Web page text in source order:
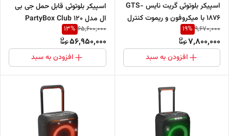
اسپیکر بلوتوثی گریت نایس GTS-
1876 با میکروفون و ریموت کنترل
9,670,000
19%
7,800,000
افزودن به سبد
اسپیکر بلوتوثی قابل حمل جی بی
ال مدل PartyBox Club 120
65,600,000
13%
56,950,000
افزودن به سبد